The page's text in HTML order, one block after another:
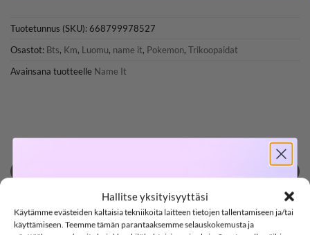
Hallitse yksityisyyttäsi
Käytämme evästeiden kaltaisia tekniikoita laitteen tietojen tallentamiseen ja/tai
käyttämiseen. Teemme tämän parantaaksemme selauskokemusta ja
Tuotetunnus (SKU):668799978527
Osastot: Bts, Km, Luomu, name it, Pokemon, Trikoopaidat
Avainsana tuotteelle Name It
ARVIOT (0)SOFTSHELL